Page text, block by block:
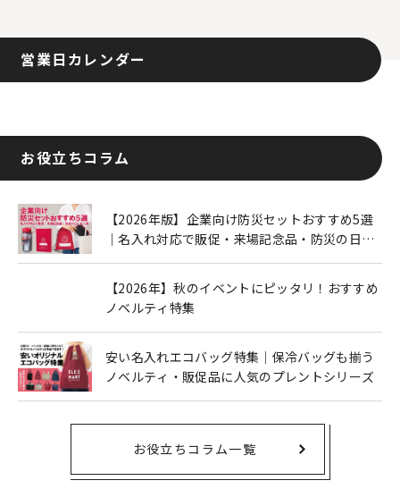
営業日カレンダー
お役立ちコラム
【2026年版】企業向け防災セットおすすめ5選
｜名入れ対応で販促・来場記念品・防災の日に
【2026年】秋のイベントにピッタリ！おすすめ
ノベルティ特集
安い名入れエコバッグ特集｜保冷バッグも揃う
ノベルティ・販促品に人気のプレントシリーズ
お役立ちコラム一覧